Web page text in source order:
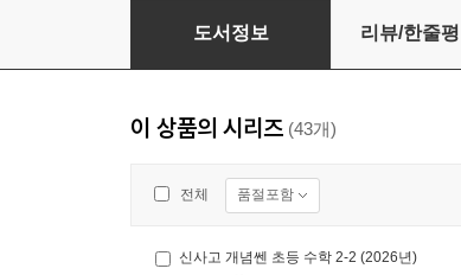
신사고 라이트쎈 초등수학 5-1 (2026년)
도서정보 리뷰/한줄평
이 상품의 시리즈 (43개)
전체 품절포함
신사고 개념쎈 초등 수학 2-2 (2026년)